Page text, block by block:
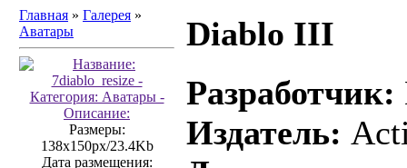
Главная » Галерея »
Аватары
Размеры:
138x150px/23.4Kb
Дата размещения:
Diablo III
Разработчик:
Издатель: